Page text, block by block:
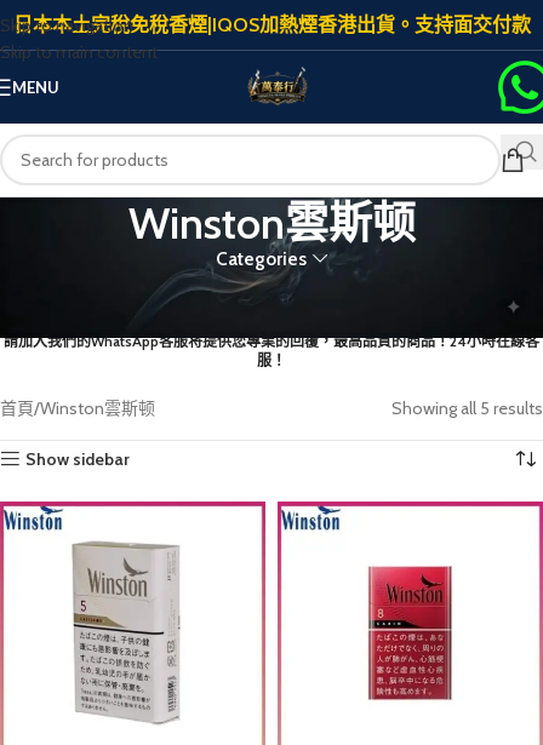
Skip to navigation
Skip to main content
日本本土完稅免稅香煙|IQOS加熱煙香港出貨。支持面交付款
MENU
Winston雲斯顿
Categories
首次下單添加客服
請加入我們的WhatsApp客服将提供您專業的回覆，最高品質的商品！24小時在線客
服！
首頁 Winston雲斯顿 Showing all 5 results
Show sidebar